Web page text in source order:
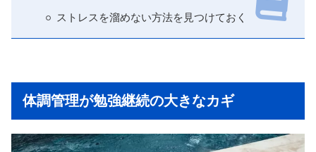
ストレスを溜めない方法を見つけておく
体調管理が勉強継続の大きなカギ